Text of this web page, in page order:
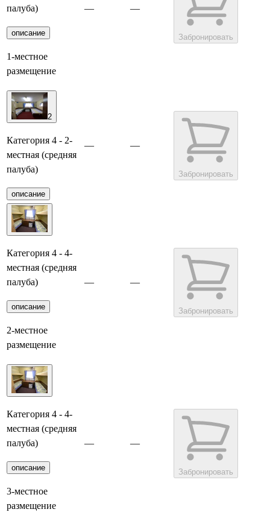
палуба)
описание
1-местное
размещение
— —
Забронировать
2
Категория 4 - 2-
местная (средняя
палуба)
описание
— —
Забронировать
Категория 4 - 4-
местная (средняя
палуба)
описание
2-местное
размещение
— —
Забронировать
Категория 4 - 4-
местная (средняя
палуба)
описание
3-местное
размещение
— —
Забронировать